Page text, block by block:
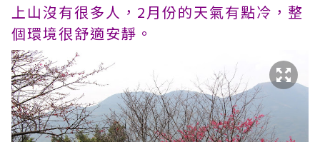
上山沒有很多人，2月份的天氣有點冷，整
個環境很舒適安靜。